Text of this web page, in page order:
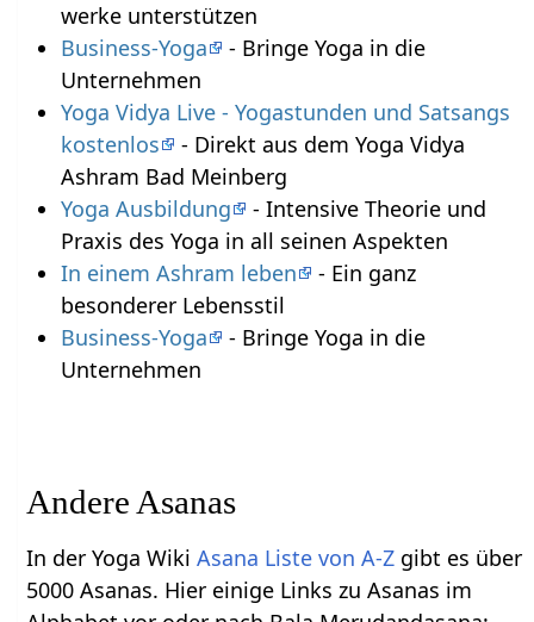
werke unterstützen
Business-Yoga
- Bringe Yoga in die
Unternehmen
Yoga Vidya Live - Yogastunden und Satsangs
kostenlos
- Direkt aus dem Yoga Vidya
Ashram Bad Meinberg
Yoga Ausbildung
- Intensive Theorie und
Praxis des Yoga in all seinen Aspekten
In einem Ashram leben
- Ein ganz
besonderer Lebensstil
Business-Yoga
- Bringe Yoga in die
Unternehmen
Andere Asanas
In der Yoga WikiAsana Liste von A-Z gibt es über
5000 Asanas. Hier einige Links zu Asanas im